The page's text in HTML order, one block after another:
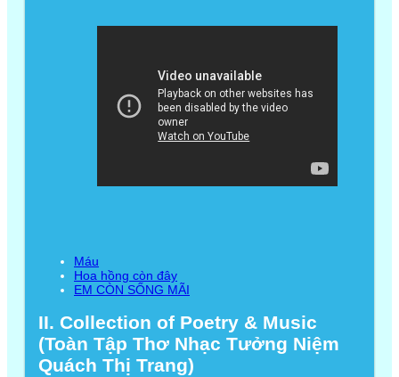
Máu
Hoa hồng còn đây
EM CÒN SỐNG MÃI
II. Collection of Poetry & Music
(Toàn Tập Thơ Nhạc Tưởng Niệm
Quách Thị Trang)